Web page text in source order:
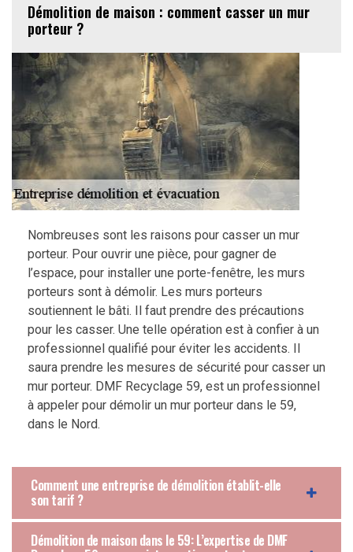
Démolition de maison : comment casser un mur
porteur ?
Nombreuses sont les raisons pour casser un mur
porteur. Pour ouvrir une pièce, pour gagner de
l’espace, pour installer une porte-fenêtre, les murs
porteurs sont à démolir. Les murs porteurs
soutiennent le bâti. Il faut prendre des précautions
pour les casser. Une telle opération est à confier à un
professionnel qualifié pour éviter les accidents. Il
saura prendre les mesures de sécurité pour casser un
mur porteur. DMF Recyclage 59, est un professionnel
à appeler pour démolir un mur porteur dans le 59,
dans le Nord.
Comment une entreprise de démolition établit-elle
son tarif ?
Démolition de maison dans le 59: L’expertise de DMF